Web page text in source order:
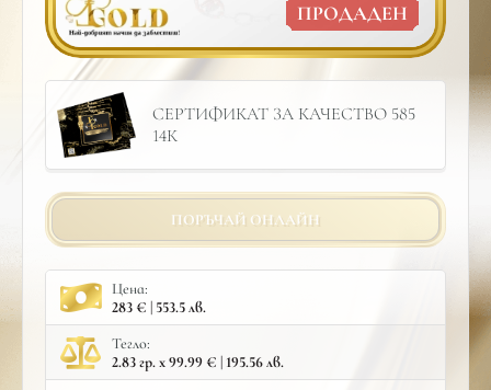
ПРОДАДЕН
СЕРТИФИКАТ ЗА КАЧЕСТВО 585
14К
ПОРЪЧАЙ ОНЛАЙН
Цена:
283 € | 553.5 лв.
Тегло:
2.83 гр. x 99.99 € | 195.56 лв.